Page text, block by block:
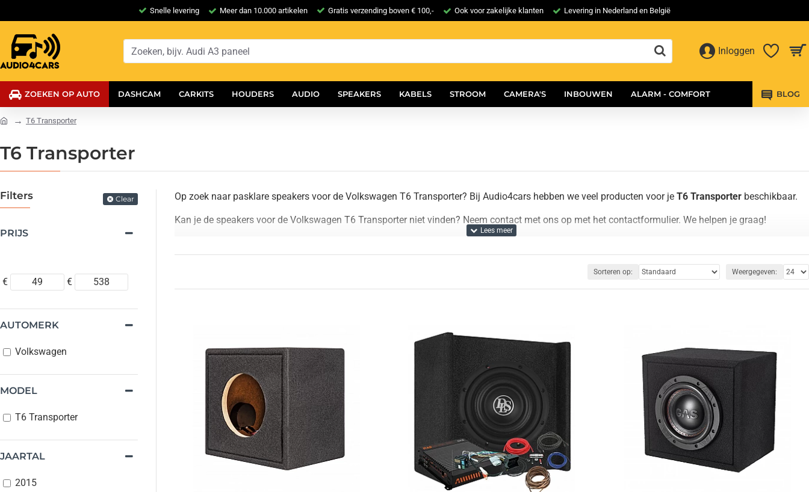
Snelle levering Meer dan 10.000 artikelen Gratis verzending boven € 100,- Ook voor zakelijke klanten Levering in Nederland en België
Inloggen
ZOEKEN OP AUTO DASHCAM CARKITS HOUDERS AUDIO SPEAKERS KABELS STROOM CAMERA'S INBOUWEN ALARM - COMFORT BLOG
T6 Transporter
T6 Transporter
Filters Clear
PRIJS
€ €
JAARTAL
2015
MODEL
T6 Transporter
AUTOMERK
Volkswagen
Op zoek naar pasklare speakers voor de Volkswagen T6 Transporter? Bij Audio4cars hebben we veel producten voor je T6 Transporter beschikbaar.
Kan je de speakers voor de Volkswagen T6 Transporter niet vinden? Neem contact met ons op met het contactformulier. We helpen je graag!
Sorteren op: Weergegeven: